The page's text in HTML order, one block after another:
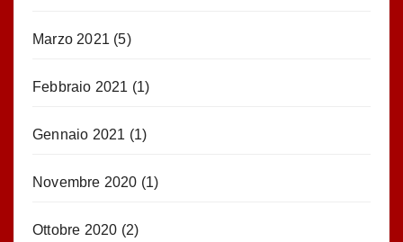
Marzo 2021 (5)
Febbraio 2021 (1)
Gennaio 2021 (1)
Novembre 2020 (1)
Ottobre 2020 (2)